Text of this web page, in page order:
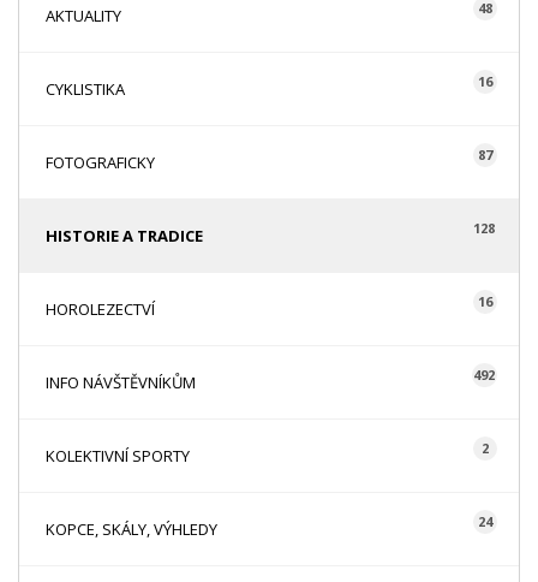
AKTUALITY 48
CYKLISTIKA 16
FOTOGRAFICKY 87
HISTORIE A TRADICE 128
HOROLEZECTVÍ 16
INFO NÁVŠTĚVNÍKŮM 492
KOLEKTIVNÍ SPORTY 2
KOPCE, SKÁLY, VÝHLEDY 24